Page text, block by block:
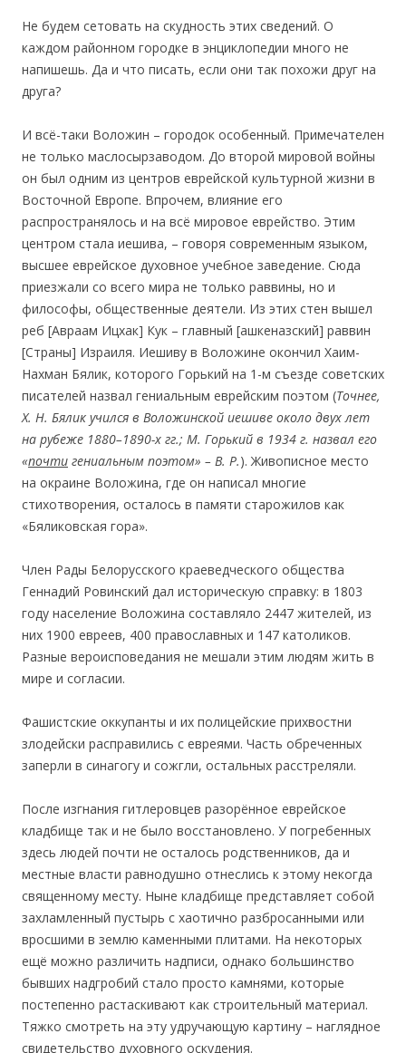
Не будем сетовать на скудность этих сведений. О
каждом районном городке в энциклопедии много не
напишешь. Да и что писать, если они так похожи друг на
друга?
И всё-таки Воложин – городок особенный. Примечателен
не только маслосырзаводом. До второй мировой войны
он был одним из центров еврейской культурной жизни в
Восточной Европе. Впрочем, влияние его
распространялось и на всё мировое еврейство. Этим
центром стала иешива, – говоря современным языком,
высшее еврейское духовное учебное заведение. Сюда
приезжали со всего мира не только раввины, но и
философы, общественные деятели. Из этих стен вышел
реб [Авраам Ицхак] Кук – главный [ашкеназский] раввин
[Страны] Израиля. Иешиву в Воложине окончил Хаим-
Нахман Бялик, которого Горький на 1-м съезде советских
писателей назвал гениальным еврейским поэтом (Точнее,
Х. Н. Бялик учился в Воложинской иешиве около двух лет
на рубеже 1880–1890-х гг.; М. Горький в 1934 г. назвал его
«почти гениальным поэтом» – В. Р.). Живописное место
на окраине Воложина, где он написал многие
стихотворения, осталось в памяти старожилов как
«Бяликовская гора».
Член Рады Белорусского краеведческого общества
Геннадий Ровинский дал историческую справку: в 1803
году население Воложина составляло 2447 жителей, из
них 1900 евреев, 400 православных и 147 католиков.
Разные вероисповедания не мешали этим людям жить в
мире и согласии.
Фашистские оккупанты и их полицейские прихвостни
злодейски расправились с евреями. Часть обреченных
заперли в синагогу и сожгли, остальных расстреляли.
После изгнания гитлеровцев разорённое еврейское
кладбище так и не было восстановлено. У погребенных
здесь людей почти не осталось родственников, да и
местные власти равнодушно отнеслись к этому некогда
священному месту. Ныне кладбище представляет собой
захламленный пустырь с хаотично разбросанными или
вросшими в землю каменными плитами. На некоторых
ещё можно различить надписи, однако большинство
бывших надгробий стало просто камнями, которые
постепенно растаскивают как строительный материал.
Тяжко смотреть на эту удручающую картину – наглядное
свидетельство духовного оскудения.